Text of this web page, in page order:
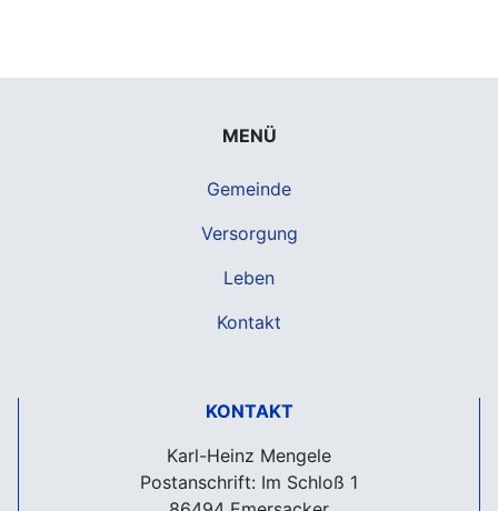
MENÜ
Gemeinde
Versorgung
Leben
Kontakt
KONTAKT
Karl-Heinz Mengele
Postanschrift: Im Schloß 1